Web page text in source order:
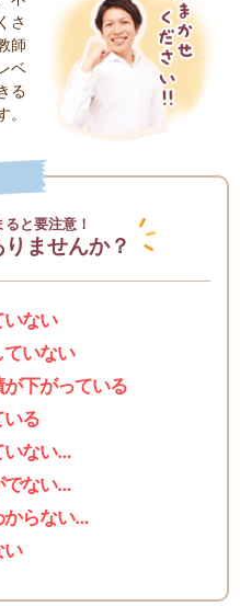
さ
師
ベ
る
と要注意！
ませんか？
ない
いない
が下がっている
いる
いない…
でない…
からない…
い